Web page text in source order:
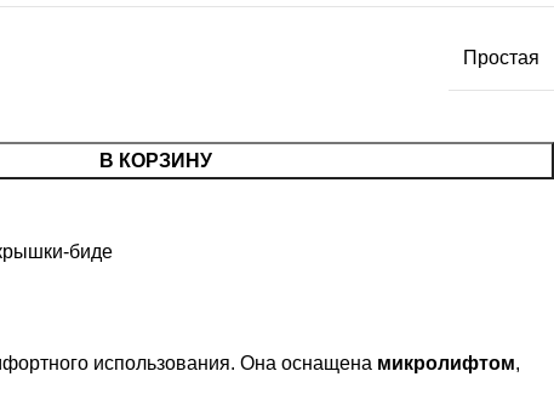
Простая
В КОРЗИНУ
биде
использования. Она оснащена микролифтом,